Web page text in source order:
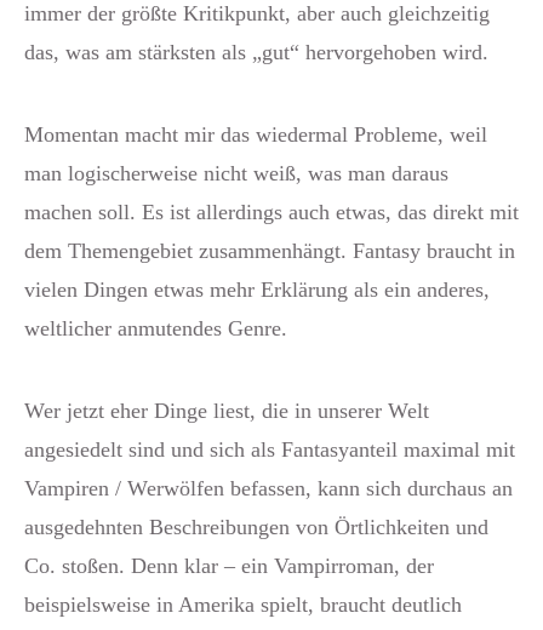
immer der größte Kritikpunkt, aber auch gleichzeitig
das, was am stärksten als „gut“ hervorgehoben wird.
Momentan macht mir das wiedermal Probleme, weil
man logischerweise nicht weiß, was man daraus
machen soll. Es ist allerdings auch etwas, das direkt mit
dem Themengebiet zusammenhängt. Fantasy braucht in
vielen Dingen etwas mehr Erklärung als ein anderes,
weltlicher anmutendes Genre.
Wer jetzt eher Dinge liest, die in unserer Welt
angesiedelt sind und sich als Fantasyanteil maximal mit
Vampiren / Werwölfen befassen, kann sich durchaus an
ausgedehnten Beschreibungen von Örtlichkeiten und
Co. stoßen. Denn klar – ein Vampirroman, der
beispielsweise in Amerika spielt, braucht deutlich